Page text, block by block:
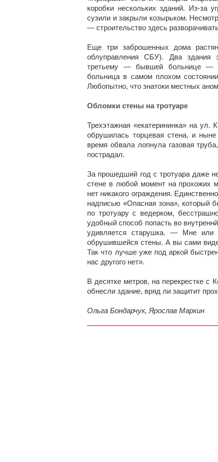
коробки нескольких зданий. Из-за
сузили и закрыли козырьком.
— строительство здесь
Еще три заброшенных дома
облуправления СБУ). Два здания
третьему — бывшей больнице —
больница в самом плохом
Любопытно, что знатоки местных
Обломки стены на тротуаре
Трехэтажная «екатерининка» на ул.
обрушилась торцевая стена, и
время обвала лопнула газовая
пострадал.
За прошедший год с тротуара даже
стене в любой момент на прохожих
нет никакого ограждения.
надписью «Опасная зона», который
по тротуару с ведерком,
удобный способ попасть во
удивляется старушка. — Мне или
обрушившейся стены. А вы сами
Так что лучше уже под аркой
нас другого нет».
В десятке метров, на перекрестке с
обнесли здание, вряд ли защитит
Ольга Бондарчук, Ярослав Маркин